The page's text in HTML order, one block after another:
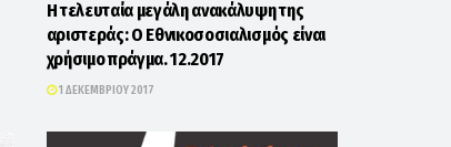
Η τελευταία μεγάλη ανακάλυψη της
αριστεράς: Ο Εθνικοσοσιαλισμός είναι
χρήσιμο πράγμα. 12.2017
1 ΔΕΚΕΜΒΡΊΟΥ 2017